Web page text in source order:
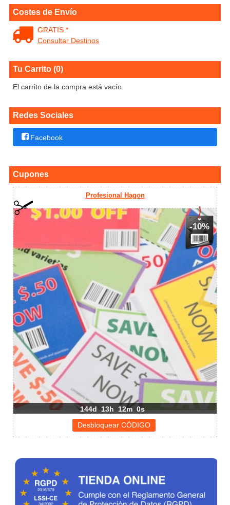
Costes de Envío
GRATIS *
Consultar Destinos
Tu Carrito (0)
El carrito de la compra está vacío
Redes Sociales
Facebook
Cupones
Profesional Hagon
-10%
144d 13h 11m 59s